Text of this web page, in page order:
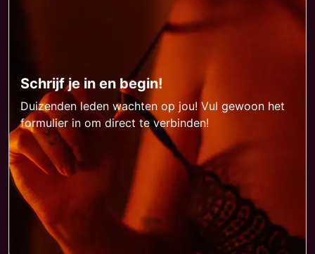
Schrijf je in en begin!
Duizenden leden wachten op jou! Vul gewoon het
formulier in om direct te verbinden!